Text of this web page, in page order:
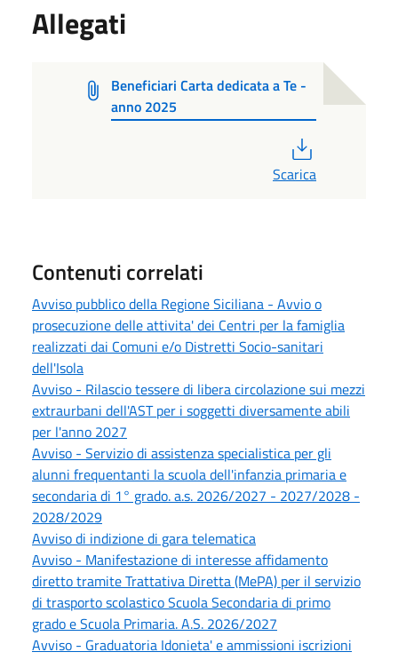
Allegati
Beneficiari Carta dedicata a Te -
anno 2025
Scarica
Contenuti correlati
Avviso pubblico della Regione Siciliana - Avvio o
prosecuzione delle attivita' dei Centri per la famiglia
realizzati dai Comuni e/o Distretti Socio-sanitari
dell'Isola
Avviso - Rilascio tessere di libera circolazione sui mezzi
extraurbani dell'AST per i soggetti diversamente abili
per l'anno 2027
Avviso - Servizio di assistenza specialistica per gli
alunni frequentanti la scuola dell'infanzia primaria e
secondaria di 1° grado. a.s. 2026/2027 - 2027/2028 -
2028/2029
Avviso di indizione di gara telematica
Avviso - Manifestazione di interesse affidamento
diretto tramite Trattativa Diretta (MePA) per il servizio
di trasporto scolastico Scuola Secondaria di primo
grado e Scuola Primaria. A.S. 2026/2027
Avviso - Graduatoria Idonieta' e ammissioni iscrizioni